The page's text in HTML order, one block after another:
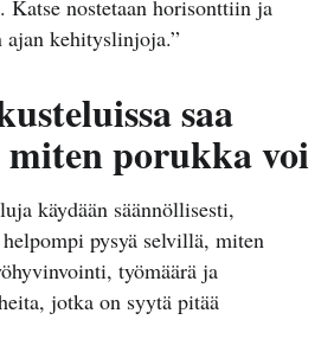
Katse nostetaan horisonttiin ja
ajan kehityslinjoja.”
saa
porukka voi
käydään säännöllisesti,
pysyä selvillä, miten
työmäärä ja
jotka on syytä pitää